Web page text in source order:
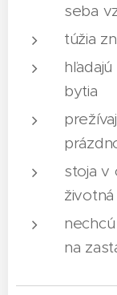
seba
túžia
bytia
stoja v
životná
na